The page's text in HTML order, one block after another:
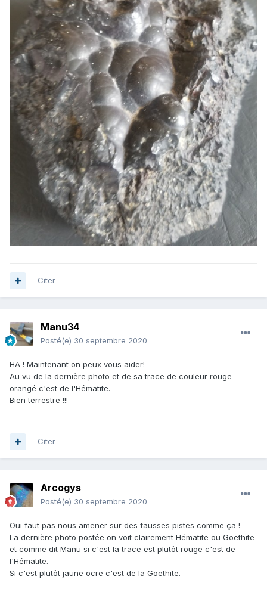
Citer
Manu34
Posté(e) 30 septembre 2020
HA ! Maintenant on peux vous aider!
Au vu de la dernière photo et de sa trace de couleur rouge
orangé c'est de l'Hématite.
Bien terrestre !!!
Citer
Arcogys
Posté(e) 30 septembre 2020
Oui faut pas nous amener sur des fausses pistes comme ça !
La dernière photo postée on voit clairement Hématite ou Goethite
et comme dit Manu si c'est la trace est plutôt rouge c'est de
l'Hématite.
Si c'est plutôt jaune ocre c'est de la Goethite.